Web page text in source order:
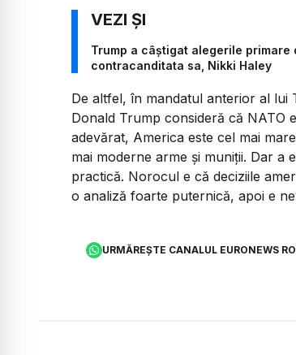
Trump a câștigat alegerile
contracanditata sa, Nikki Haley
De altfel, în mandatul anterior al lui
Donald Trump consideră că NATO
adevărat, America este cel mai
mai moderne arme și muniții. Dar
practică. Norocul e că deciziile
o analiză foarte puternică, apoi e
URMĂREȘTE CANALUL EURONEWS